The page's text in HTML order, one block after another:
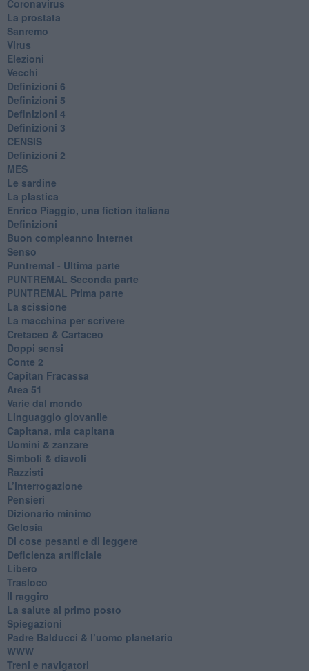
Coronavirus
La prostata
Sanremo
Virus
Elezioni
Vecchi
Definizioni 6
Definizioni 5
Definizioni 4
Definizioni 3
CENSIS
​Definizioni 2
MES
Le sardine
La plastica
​Enrico Piaggio, una fiction italiana
Definizioni
​Buon compleanno Internet
Senso
Puntremal - Ultima parte
PUNTREMAL Seconda parte
​PUNTREMAL Prima parte
La scissione
La macchina per scrivere
Cretaceo & Cartaceo
Doppi sensi
​Conte 2
​Capitan Fracassa
​Area 51
Varie dal mondo
​Linguaggio giovanile
​Capitana, mia capitana
Uomini & zanzare
​Simboli & diavoli
Razzisti
​L’interrogazione
Pensieri
​Dizionario minimo
Gelosia
Di cose pesanti e di leggere
​Deficienza artificiale
Libero
Trasloco
Il raggiro
​La salute al primo posto
Spiegazioni
Padre Balducci & l’uomo planetario
WWW
​Treni e navigatori